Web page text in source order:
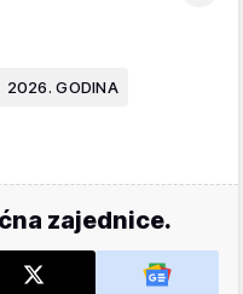
2026. GODINA
zajednice.